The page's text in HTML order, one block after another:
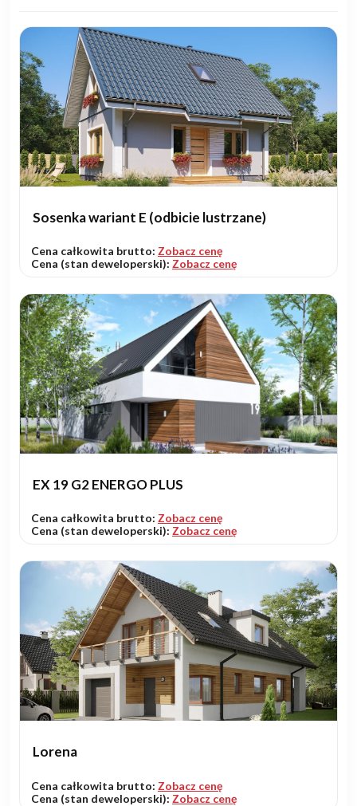
Sosenka wariant E (odbicie lustrzane)
Cena całkowita brutto: Zobacz cenę
Cena (stan deweloperski): Zobacz cenę
EX 19 G2 ENERGO PLUS
Cena całkowita brutto: Zobacz cenę
Cena (stan deweloperski): Zobacz cenę
Lorena
Cena całkowita brutto: Zobacz cenę
Cena (stan deweloperski): Zobacz cenę